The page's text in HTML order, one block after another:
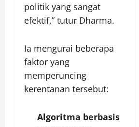
politik yang sangat
efektif,” tutur Dharma.
Ia mengurai beberapa
faktor yang
memperuncing
kerentanan tersebut:
Algoritma berbasis